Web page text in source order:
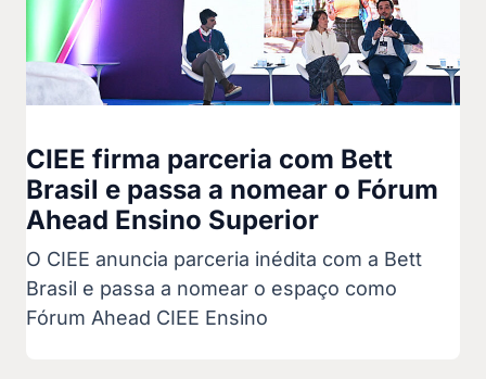
CIEE firma parceria com Bett
Brasil e passa a nomear o Fórum
Ahead Ensino Superior
O CIEE anuncia parceria inédita com a Bett
Brasil e passa a nomear o espaço como
Fórum Ahead CIEE Ensino